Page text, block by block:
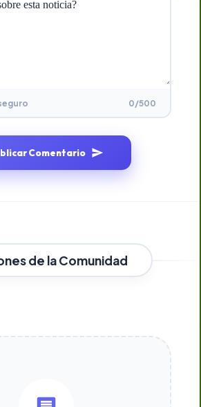
0/500
Comentario
de la Comunidad